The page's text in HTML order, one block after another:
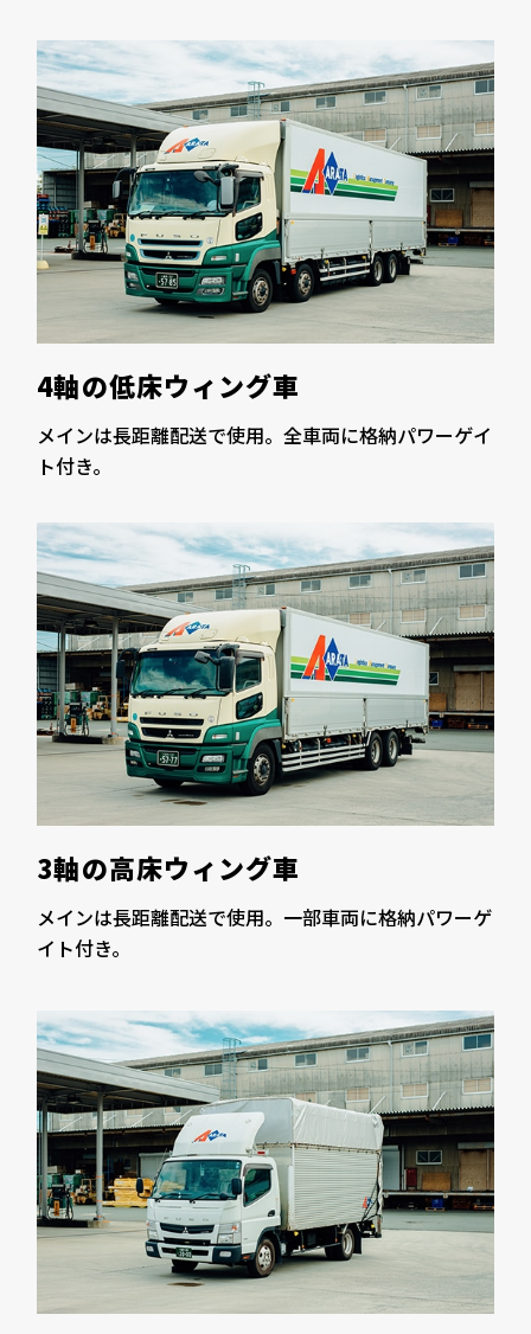
4軸の低床ウィング車
メインは長距離配送で使用。全車両に格納パワーゲイ
ト付き。
3軸の高床ウィング車
メインは長距離配送で使用。一部車両に格納パワーゲ
イト付き。